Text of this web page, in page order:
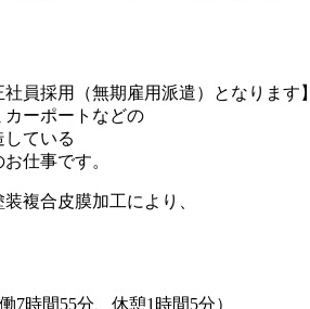
社員採用（無期雇用派遣）となります】
ーポートなどの
ている
仕事です。
複合皮膜加工により、
7時間55分、休憩1時間5分）